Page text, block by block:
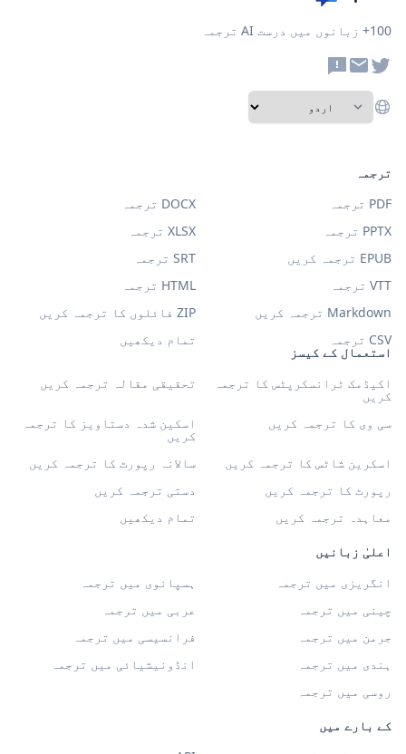
100+ زبانوں میں درست AI ترجمہ
استعمال کے کیسز
اکیڈمک ٹرانسکرپٹس کا ترجمہ
کریں
تحقیقی مقالہ ترجمہ کریں
سی وی کا ترجمہ کریں اسکین شدہ دستاویز کا ترجمہ
کریں
اسکرین شاٹس کا ترجمہ کریں
سالانہ رپورٹ کا ترجمہ کریں
رپورٹ کا ترجمہ کریں
دستی ترجمہ کریں
معاہدہ ترجمہ کریں
تمام دیکھیں
اعلیٰ زبانیں
انگریزی میں ترجمہ
ہسپانوی میں ترجمہ
چینی میں ترجمہ
عربی میں ترجمہ
جرمن میں ترجمہ
فرانسیسی میں ترجمہ
ہندی میں ترجمہ
انڈونیشیائی میں ترجمہ
روسی میں ترجمہ
ترجمہ
PDF ترجمہ
DOCX ترجمہ
PPTX ترجمہ
XLSX ترجمہ
EPUB ترجمہ کریں
SRT ترجمہ
VTT ترجمہ
HTML ترجمہ
Markdown ترجمہ کریں
ZIP فائلوں کا ترجمہ کریں
CSV ترجمہ
تمام دیکھیں
کے بارے میں